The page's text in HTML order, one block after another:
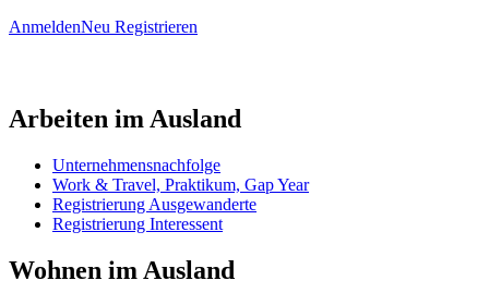
AnmeldenNeu Registrieren
Arbeiten im Ausland
Unternehmensnachfolge
Work & Travel, Praktikum, Gap Year
Registrierung Ausgewanderte
Registrierung Interessent
Wohnen im Ausland